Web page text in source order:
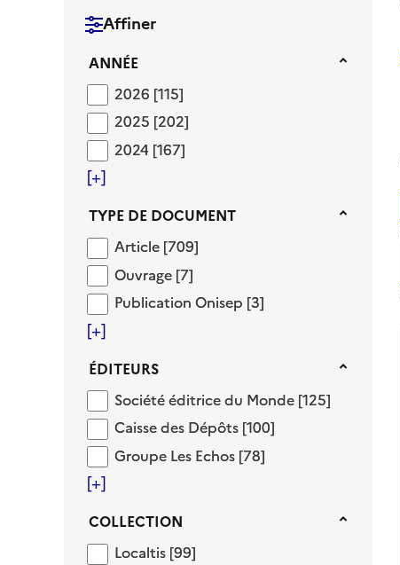
Affiner
Année
ANNÉE
20262026 [115]
20252025 [202]
20242024 [167]
[+]
Type de document
TYPE DE DOCUMENT
ArticleArticle [709]
Ouvrage
Ouvrage [7]
Publication Onisep
Publication Onisep [3]
[+]
Éditeurs
ÉDITEURS
Société éditrice du Monde
Société éditrice du Monde [125]
Caisse des Dépôts
Caisse des Dépôts [100]
Groupe Les Echos
Groupe Les Echos [78]
[+]
Collection
COLLECTION
Localtis
Localtis [99]